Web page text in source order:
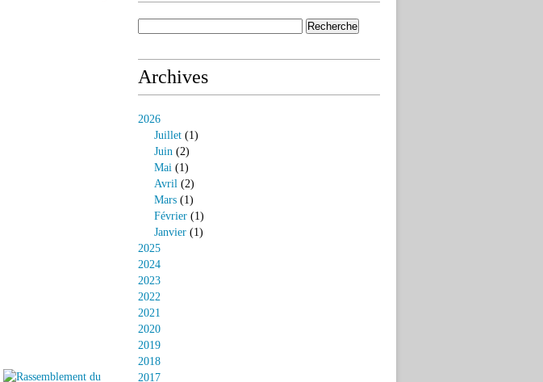
Archives
2026
Juillet (1)
Juin (2)
Mai (1)
Avril (2)
Mars (1)
Février (1)
Janvier (1)
2025
2024
2023
2022
2021
2020
2019
2018
2017